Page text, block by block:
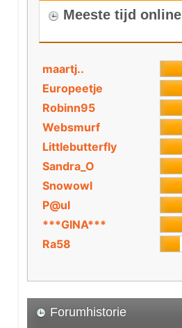
Meeste tijd online
maartj..
Europeetje
Robinn95
Websmurf
Littlebutterfly
Sandra_O
Snowowl
P@ul
***GINA***
Ra58
Forumhistorie